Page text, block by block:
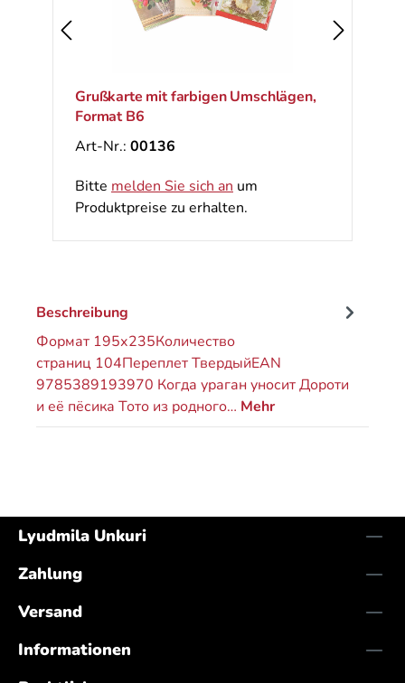
Grußkarte mit farbigen Umschlägen,
Format B6
Art-Nr.: 00136
Bitte melden Sie sich an um
Produktpreise zu erhalten.
Beschreibung
Формат 195х235Количество
страниц 104Переплет ТвердыйEAN
9785389193970 Когда ураган уносит Дороти
и её пёсика Тото из родного… Mehr
Lyudmila Unkuri
Zahlung
Versand
Informationen